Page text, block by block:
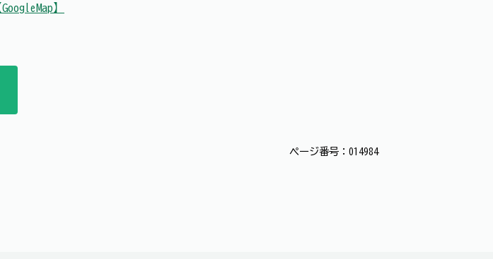
GoogleMap】
ページ番号：014984